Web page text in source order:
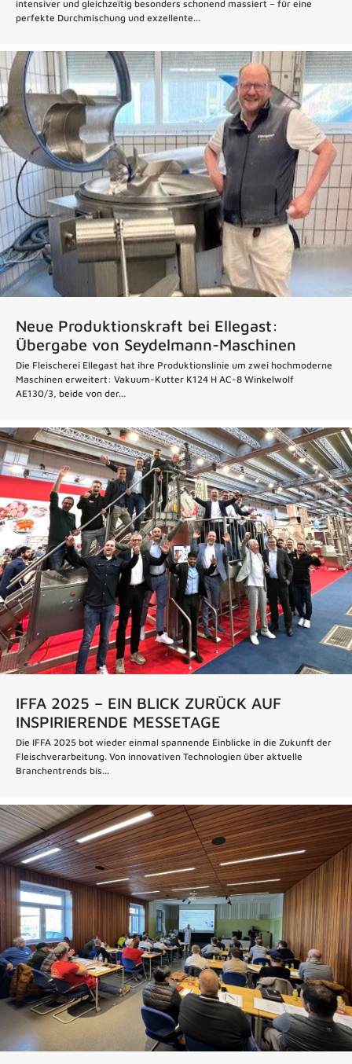
intensiver und gleichzeitig besonders schonend massiert – für eine
perfekte Durchmischung und exzellente...
Neue Produktionskraft bei Ellegast:
Übergabe von Seydelmann-Maschinen
Die Fleischerei Ellegast hat ihre Produktionslinie um zwei hochmoderne
Maschinen erweitert: Vakuum-Kutter K124 H AC-8 Winkelwolf
AE130/3, beide von der...
IFFA 2025 – EIN BLICK ZURÜCK AUF
INSPIRIERENDE MESSETAGE
Die IFFA 2025 bot wieder einmal spannende Einblicke in die Zukunft der
Fleischverarbeitung. Von innovativen Technologien über aktuelle
Branchentrends bis...